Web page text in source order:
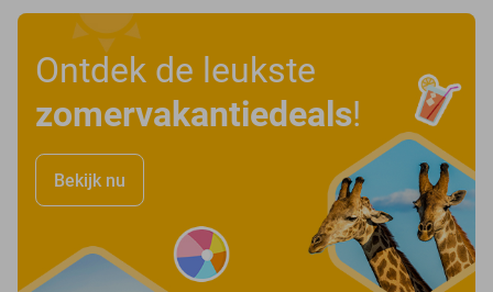
Ontdek de leukste
zomervakantiedeals!
Bekijk nu